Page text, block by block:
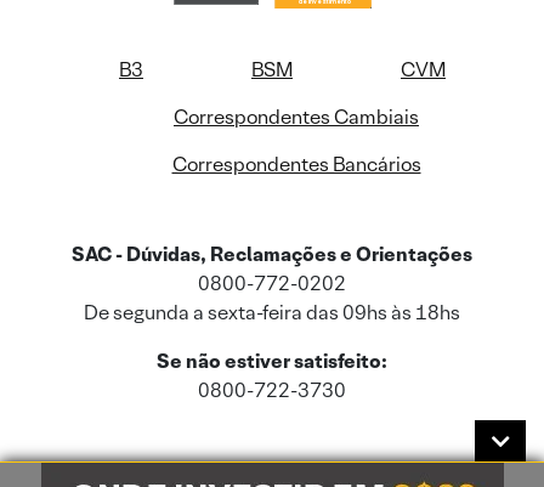
B3 BSM
CVM
Correspondentes Cambiais
Correspondentes Bancários
SAC - Dúvidas, Reclamações e Orientações
0800-772-0202
De segunda a sexta-feira das 09hs às 18hs
Se não estiver satisfeito:
0800-722-3730